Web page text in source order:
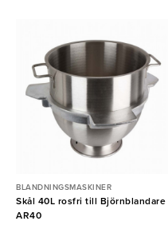
BLANDNINGSMASKINER
Skål 40L rosfri till Björnblandare
AR40